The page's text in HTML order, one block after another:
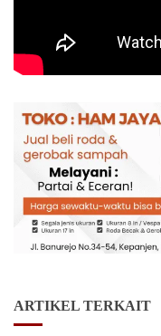
ARTIKEL TERKAIT